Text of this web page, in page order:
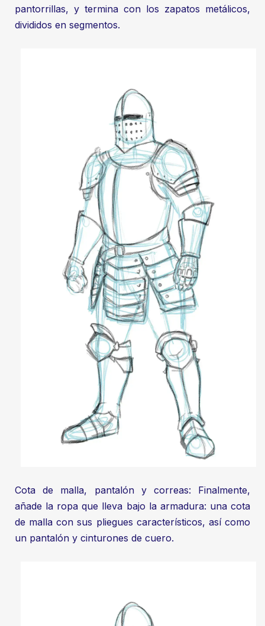
pantorrillas, y termina con los zapatos metálicos,
divididos en segmentos.
Cota de malla, pantalón y correas: Finalmente,
añade la ropa que lleva bajo la armadura: una cota
de malla con sus pliegues característicos, así como
un pantalón y cinturones de cuero.